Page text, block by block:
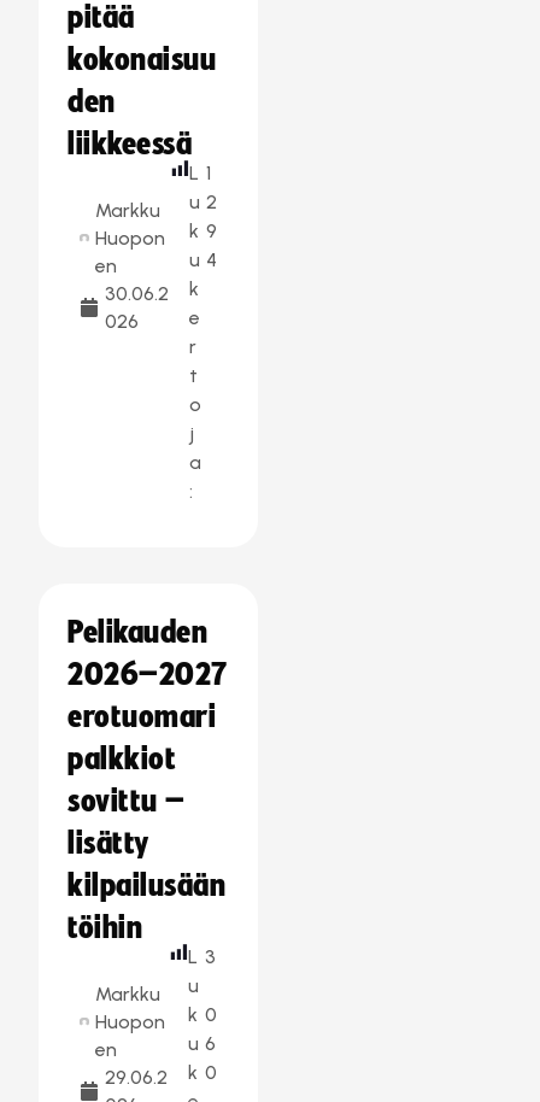
pitää
kokonaisuu
den
liikkeessä
Markku
Huopon
en
30.06.2
026
L
u
k
u
k
e
r
t
o
j
a
:
1
2
9
4
Pelikauden
2026–2027
erotuomari
palkkiot
sovittu –
lisätty
kilpailusään
töihin
Markku
Huopon
en
29.06.2
L
u
k
u
k
3
0
6
0